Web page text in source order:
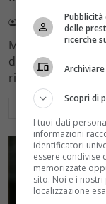
Redazione Velvet
Mediaset sceglie
della Fortuna
rinviando a
Leggi di più
delle
ricerche
Scopri di
I tuoi dati
informazioni
identificatori
essere condivise
memorizzate
sito. Noi e i
localizzazione